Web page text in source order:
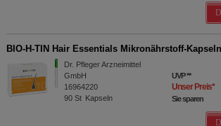
BIO-H-TIN Hair Essentials Mikronährstoff-Kapseln
Dr. Pfleger Arzneimittel
GmbH
16964220
90 St Kapseln
UVP**
Unser Preis*
Sie sparen